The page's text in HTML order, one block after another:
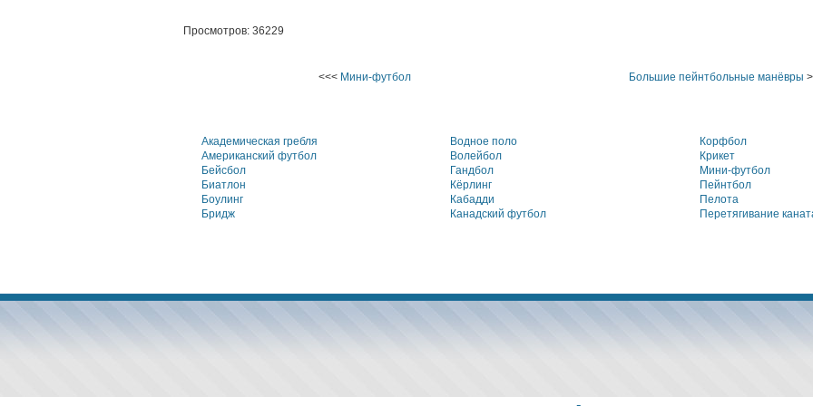
Просмотров: 36229
<<< Мини-футбол Большие пейнтбольные манёвры
Академическая гребля
Американский футбол
Бейсбол
Биатлон
Боулинг
Бридж
Водное поло
Волейбол
Гандбол
Кёрлинг
Кабадди
Канадский футбол
Корфбол
Крикет
Мини-футбол
Пейнтбол
Пелота
Перетягивание